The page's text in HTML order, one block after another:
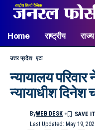
Home राष्ट्रीय राज्य
उत्तर प्रदेश एटा
न्यायालय
न्यायाधीश दिनेश
Last Updated: May 19,
ByWEB DESK